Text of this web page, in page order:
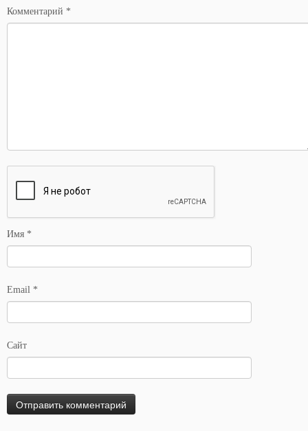
Комментарий *
Имя *
Email *
Сайт